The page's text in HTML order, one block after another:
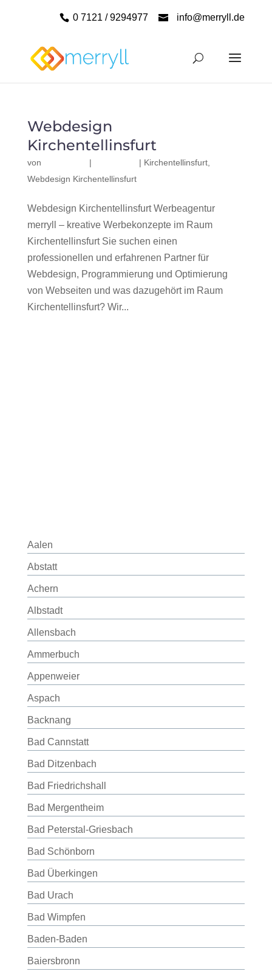
0 7121 / 9294977 info@merryll.de
Webdesign
Kirchentellinsfurt
von | | Kirchentellinsfurt,
Webdesign Kirchentellinsfurt
Webdesign Kirchentellinsfurt Werbeagentur
merryll – kreative Werbekonzepte im Raum
Kirchentellinsfurt Sie suchen einen
professionellen und erfahrenen Partner für
Webdesign, Programmierung und Optimierung
von Webseiten und was dazugehört im Raum
Kirchentellinsfurt? Wir...
Aalen
Abstatt
Achern
Albstadt
Allensbach
Ammerbuch
Appenweier
Aspach
Backnang
Bad Cannstatt
Bad Ditzenbach
Bad Friedrichshall
Bad Mergentheim
Bad Peterstal-Griesbach
Bad Schönborn
Bad Überkingen
Bad Urach
Bad Wimpfen
Baden-Baden
Baiersbronn